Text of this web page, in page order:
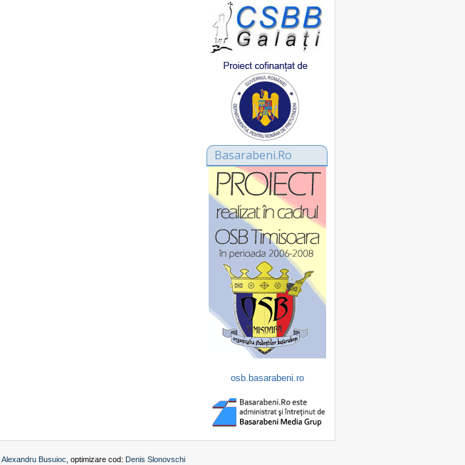
Basarabeni.Ro
osb.basarabeni.ro
Alexandru Busuioc , optimizare cod: Denis Slonovschi